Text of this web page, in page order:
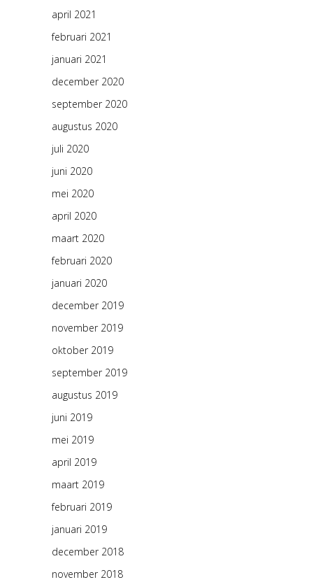
april 2021
februari 2021
januari 2021
december 2020
september 2020
augustus 2020
juli 2020
juni 2020
mei 2020
april 2020
maart 2020
februari 2020
januari 2020
december 2019
november 2019
oktober 2019
september 2019
augustus 2019
juni 2019
mei 2019
april 2019
maart 2019
februari 2019
januari 2019
december 2018
november 2018